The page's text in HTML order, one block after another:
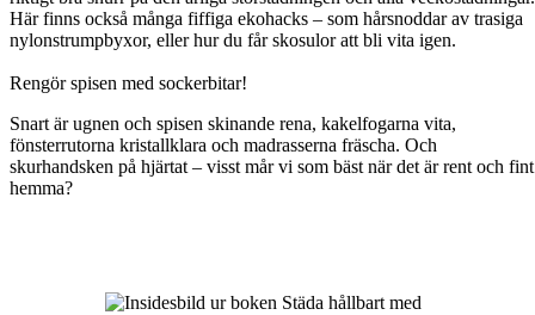
Här finns också många fiffiga ekohacks – som hårsnoddar av trasiga
nylonstrumpbyxor, eller hur du får skosulor att bli vita igen.
Rengör spisen med sockerbitar!
Snart är ugnen och spisen skinande rena, kakelfogarna vita,
fönsterrutorna kristallklara och madrasserna fräscha. Och
skurhandsken på hjärtat – visst mår vi som bäst när det är rent och fint
hemma?